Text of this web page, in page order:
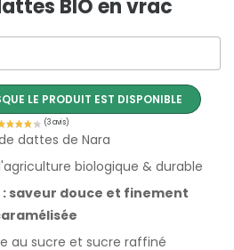
BIO en vrac
LE PRODUIT EST DISPONIBLE
dattes de Nara
biologique & durable
saveur douce et finement
au sucre et sucre raffiné